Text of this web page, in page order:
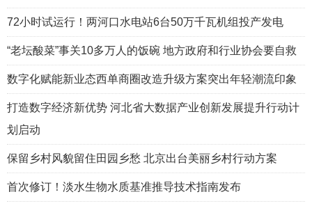
72小时试运行！两河口水电站6台50万千瓦机组投产发电
“老坛酸菜”事关10多万人的饭碗 地方政府和行业协会要自救
数字化赋能新业态西单商圈改造升级方案突出年轻潮流印象
打造数字经济新优势 河北省大数据产业创新发展提升行动计
划启动
保留乡村风貌留住田园乡愁 北京出台美丽乡村行动方案
首次修订！淡水生物水质基准推导技术指南发布